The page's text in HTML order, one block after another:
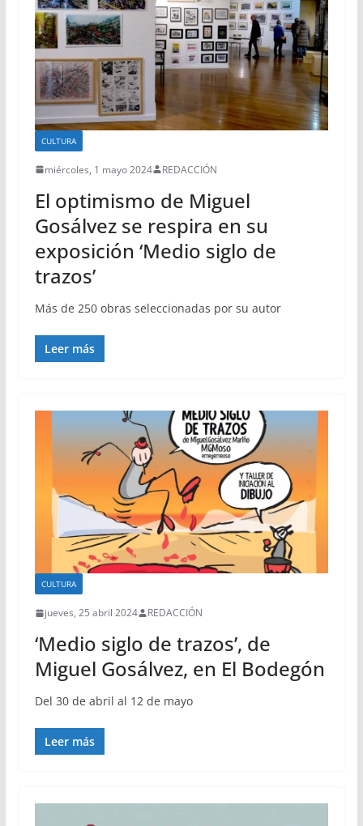
CULTURA
miércoles, 1 mayo 2024 REDACCIÓN
El optimismo de Miguel
Gosálvez se respira en su
exposición ‘Medio siglo de
trazos’
Más de 250 obras seleccionadas por su autor
Leer más
CULTURA
jueves, 25 abril 2024 REDACCIÓN
‘Medio siglo de trazos’, de
Miguel Gosálvez, en El Bodegón
Del 30 de abril al 12 de mayo
Leer más